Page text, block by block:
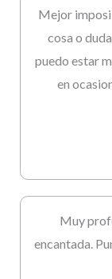
Mejor
cosa o
puedo estar
en
Muy
encantada.